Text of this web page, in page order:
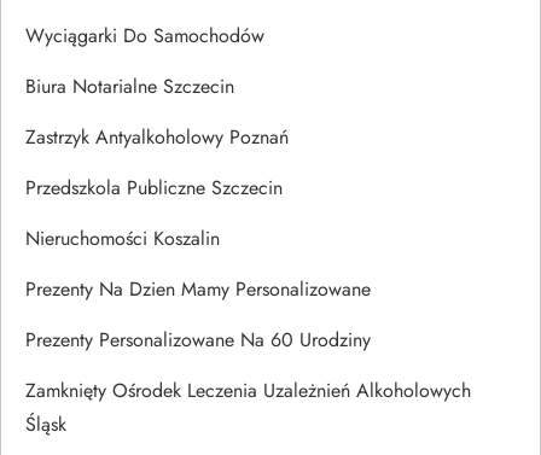
Wyciągarki Do Samochodów
Biura Notarialne Szczecin
Zastrzyk Antyalkoholowy Poznań
Przedszkola Publiczne Szczecin
Nieruchomości Koszalin
Prezenty Na Dzien Mamy Personalizowane
Prezenty Personalizowane Na 60 Urodziny
Zamknięty Ośrodek Leczenia Uzależnień Alkoholowych
Śląsk